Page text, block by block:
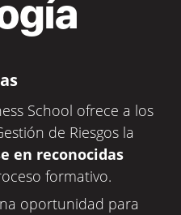
School ofrece a los
de Riesgos la
en reconocidas
formativo.
oportunidad para